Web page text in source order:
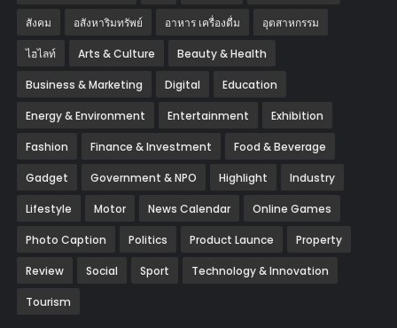
สังคม อสังหาริมทรัพย์ อาหาร เครื่องดื่ม อุตสาหกรรม
ไฮไลท์ Arts & Culture Beauty & Health
Business & Marketing Digital Education
Energy & Environment Entertainment Exhibition
Fashion Finance & Investment Food & Beverage
Gadget Government & NPO Highlight Industry
Lifestyle Motor News Calendar Online Games
Photo Caption Politics Product Launce Property
Review Social Sport Technology & Innovation
Tourism